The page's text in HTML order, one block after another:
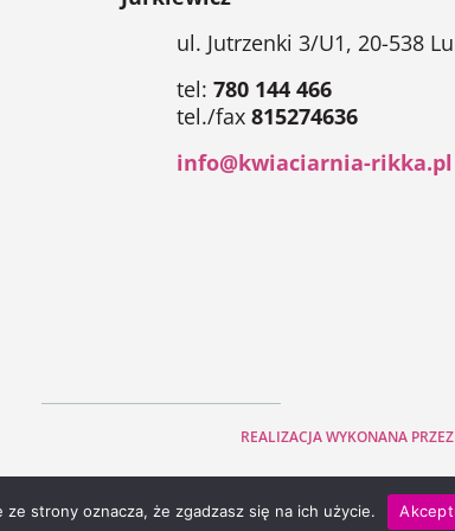
ul. Jutrzenki 3/U1, 20-538
tel:780 144 466
tel./fax815274636
info@kwiaciarnia-rikka.pl
REALIZACJA WYKONANA PRZEZ
strony oznacza, że zgadzasz się na ich użycie.